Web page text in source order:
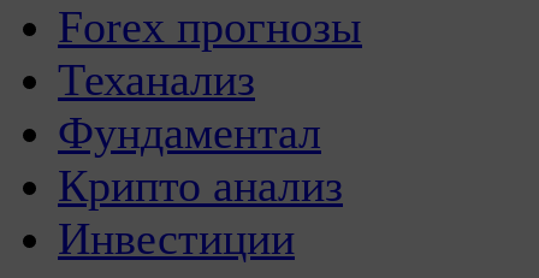
Forex прогнозы
Теханализ
Фундаментал
Крипто анализ
Инвестиции